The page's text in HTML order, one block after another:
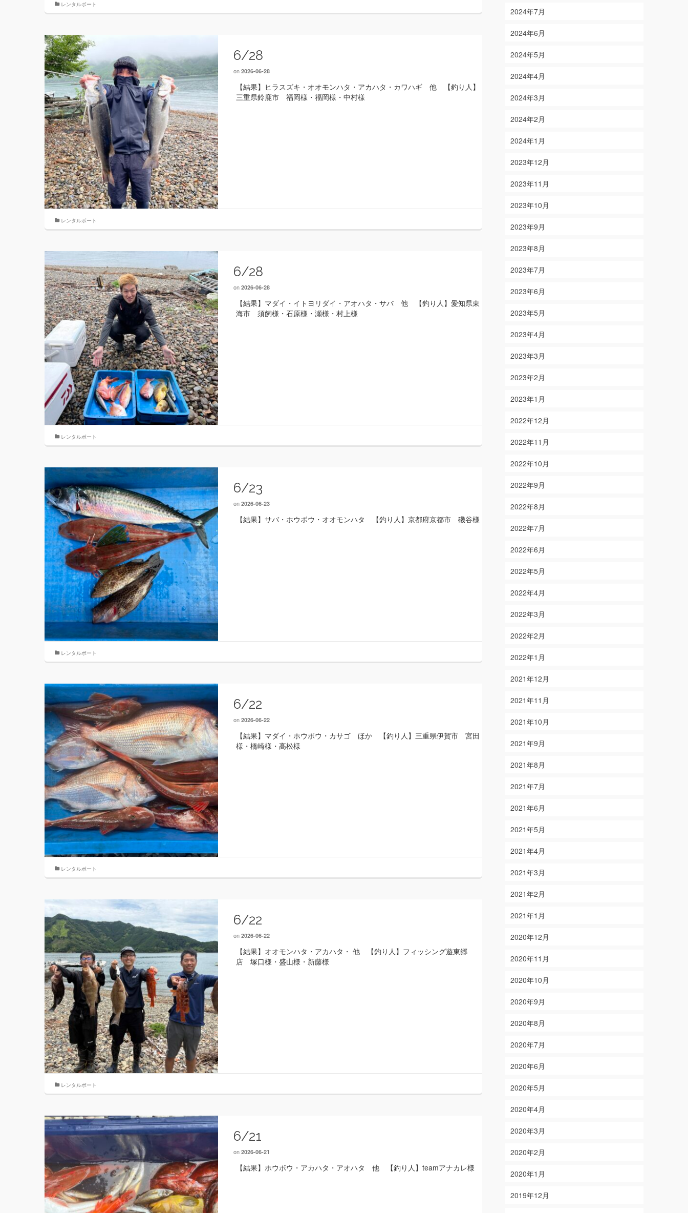
レンタルボート
6/28
on 2026-06-28
【結果】ヒラスズキ・オオモンハタ・アカハタ・カワハギ 他 【釣り人】
三重県鈴鹿市 福岡様・福岡様・中村様
レンタルボート
6/28
on 2026-06-28
【結果】マダイ・イトヨリダイ・アオハタ・サバ 他 【釣り人】愛知県東
海市 須飼様・石原様・瀬様・村上様
レンタルボート
6/23
on 2026-06-23
【結果】サバ・ホウボウ・オオモンハタ 【釣り人】京都府京都市 磯谷様
レンタルボート
6/22
on 2026-06-22
【結果】マダイ・ホウボウ・カサゴ ほか 【釣り人】三重県伊賀市 宮田
様・橋崎様・髙松様
レンタルボート
6/22
on 2026-06-22
【結果】オオモンハタ・アカハタ・ 他 【釣り人】フィッシング遊東郷
店 塚口様・盛山様・新藤様
レンタルボート
6/21
on 2026-06-21
【結果】ホウボウ・アカハタ・アオハタ 他 【釣り人】teamアナカレ様
2024年7月
2024年6月
2024年5月
2024年4月
2024年3月
2024年2月
2024年1月
2023年12月
2023年11月
2023年10月
2023年9月
2023年8月
2023年7月
2023年6月
2023年5月
2023年4月
2023年3月
2023年2月
2023年1月
2022年12月
2022年11月
2022年10月
2022年9月
2022年8月
2022年7月
2022年6月
2022年5月
2022年4月
2022年3月
2022年2月
2022年1月
2021年12月
2021年11月
2021年10月
2021年9月
2021年8月
2021年7月
2021年6月
2021年5月
2021年4月
2021年3月
2021年2月
2021年1月
2020年12月
2020年11月
2020年10月
2020年9月
2020年8月
2020年7月
2020年6月
2020年5月
2020年4月
2020年3月
2020年2月
2020年1月
2019年12月